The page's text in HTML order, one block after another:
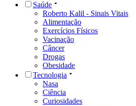
Saúde
Roberto Kalil - Sinais Vitais
Alimentação
Exercícios Físicos
Vacinação
Câncer
Drogas
Obesidade
Tecnologia
Nasa
Ciência
Curiosidades